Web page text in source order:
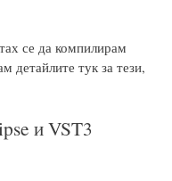
се да компилирам
детайлите тук за тези,
и VST3